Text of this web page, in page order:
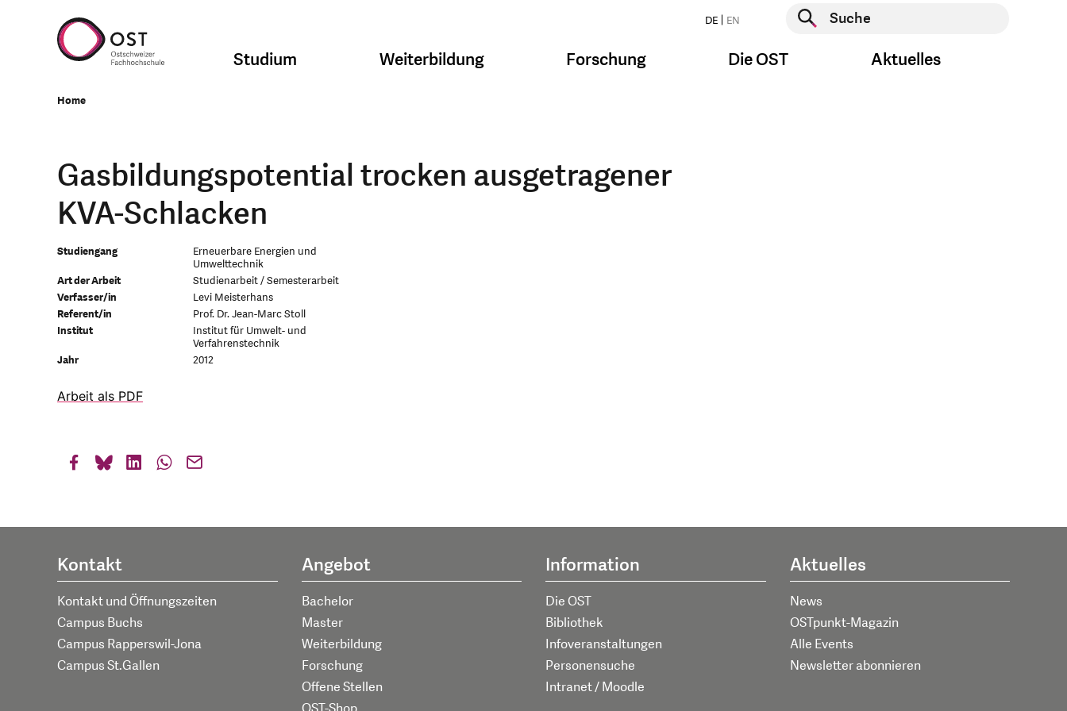
DE EN
Suche starten
Studium Weiterbildung Forschung Die OST Aktuelles
Home
Gasbildungspotential trocken ausgetragener
KVA-Schlacken
Studiengang
Erneuerbare Energien und
Umwelttechnik
Art der Arbeit
Studienarbeit / Semesterarbeit
Verfasser/in
Levi Meisterhans
Referent/in
Prof. Dr. Jean-Marc Stoll
Institut
Institut für Umwelt- und
Verfahrenstechnik
Jahr
2012
Arbeit als PDF
Kontakt
Kontakt und Öffnungszeiten
Campus Buchs
Campus Rapperswil-Jona
Campus St.Gallen
Angebot
Bachelor
Master
Weiterbildung
Forschung
Offene Stellen
Information
Die OST
Bibliothek
Infoveranstaltungen
Personensuche
Intranet / Moodle
Aktuelles
News
OSTpunkt-Magazin
Alle Events
Newsletter abonnieren